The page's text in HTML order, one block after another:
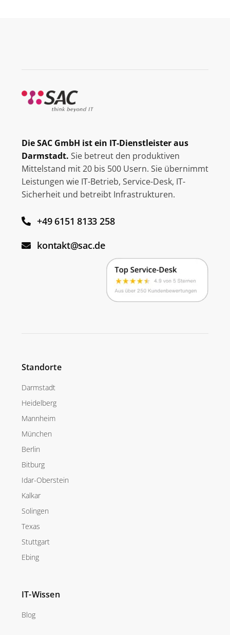
Die SAC GmbH ist ein IT-Dienstleister aus
Darmstadt. Sie betreut den produktiven
Mittelstand mit 20 bis 500 Usern. Sie übernimmt
Leistungen wie IT-Betrieb, Service-Desk, IT-
Sicherheit und betreibt Infrastrukturen.
+49 6151 8133 258
kontakt@sac.de
Standorte
Darmstadt
Heidelberg
Mannheim
München
Berlin
Bitburg
Idar-Oberstein
Kalkar
Solingen
Texas
Stuttgart
Ebing
IT-Wissen
Blog